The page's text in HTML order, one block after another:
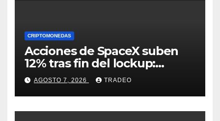
CRIPTOMONEDAS
Acciones de SpaceX suben
12% tras fin del lockup:
¿Hasta dónde podrían llegar
en agosto?
AGOSTO 7, 2026 TRADEO